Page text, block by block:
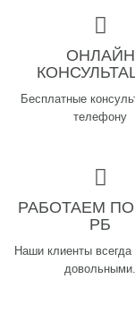
ОНЛАЙН
Бесплатные
телефону
РАБОТАЕМ
РБ
Наши клиенты всегда
довольными.